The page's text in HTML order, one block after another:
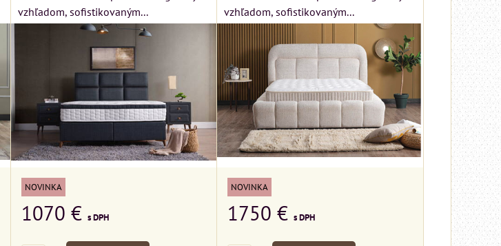
vzhľadom, sofistikovaným...
NOVINKA
1070 € s DPH
vzhľadom, sofistikovaným...
NOVINKA
1750 €s DPH